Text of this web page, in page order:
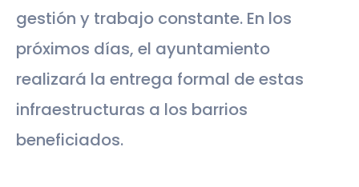
gestión y trabajo constante. En los
próximos días, el ayuntamiento
realizará la entrega formal de estas
infraestructuras a los barrios
beneficiados.